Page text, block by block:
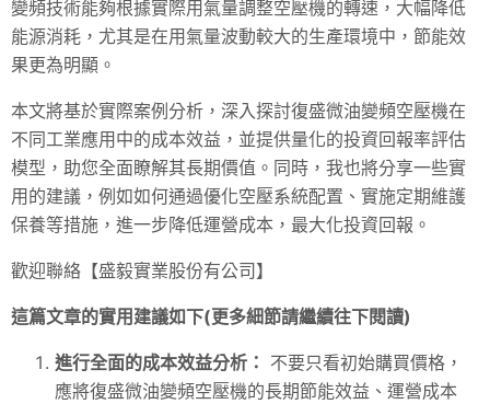
變頻技術能夠根據實際用氣量調整空壓機的轉速，大幅降低
能源消耗，尤其是在用氣量波動較大的生產環境中，節能效
果更為明顯。
本文將基於實際案例分析，深入探討復盛微油變頻空壓機在
不同工業應用中的成本效益，並提供量化的投資回報率評估
模型，助您全面瞭解其長期價值。同時，我也將分享一些實
用的建議，例如如何通過優化空壓系統配置、實施定期維護
保養等措施，進一步降低運營成本，最大化投資回報。
歡迎聯絡【盛毅實業股份有公司】
這篇文章的實用建議如下(更多細節請繼續往下閱讀)
進行全面的成本效益分析： 不要只看初始購買價格，
應將復盛微油變頻空壓機的長期節能效益、運營成本